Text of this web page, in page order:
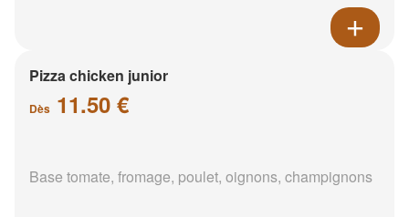
Pizza chicken junior
Dès 11.50 €
Base tomate, fromage, poulet, oignons, champignons